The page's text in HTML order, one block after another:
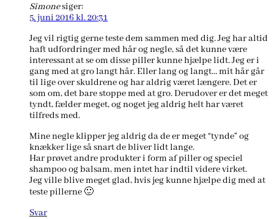
Simonesiger:
5. juni 2016 kl. 20:31
Jeg vil rigtig gerne teste dem sammen med dig. Jeg har altid
haft udfordringer med hår og negle, så det kunne være
interessant at se om disse piller kunne hjælpe lidt. Jeg er i
gang med at gro langt hår. Eller lang og langt… mit hår går
til lige over skuldrene og har aldrig været længere. Det er
som om, det bare stoppe med at gro. Derudover er det meget
tyndt, fælder meget, og noget jeg aldrig helt har været
tilfreds med.
Mine negle klipper jeg aldrig da de er meget “tynde” og
knækker lige så snart de bliver lidt lange.
Har prøvet andre produkter i form af piller og speciel
shampoo og balsam, men intet har indtil videre virket.
Jeg ville blive meget glad, hvis jeg kunne hjælpe dig med at
teste pillerne 🙂
Svar